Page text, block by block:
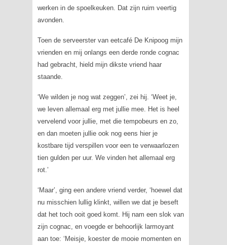
werken in de spoelkeuken. Dat zijn ruim veertig
avonden.
Toen de serveerster van eetcafé De Knipoog mijn
vrienden en mij onlangs een derde ronde cognac
had gebracht, hield mijn dikste vriend haar
staande.
‘We wilden je nog wat zeggen’, zei hij. ‘Weet je,
we leven allemaal erg met jullie mee. Het is heel
vervelend voor jullie, met die tempobeurs en zo,
en dan moeten jullie ook nog eens hier je
kostbare tijd verspillen voor een te verwaarlozen
tien gulden per uur. We vinden het allemaal erg
rot.’
‘Maar’, ging een andere vriend verder, ‘hoewel dat
nu misschien lullig klinkt, willen we dat je beseft
dat het toch ooit goed komt. Hij nam een slok van
zijn cognac, en voegde er behoorlijk larmoyant
aan toe: ‘Meisje, koester de mooie momenten en